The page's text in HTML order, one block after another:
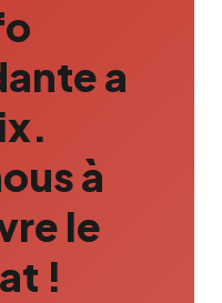
a
à
le
!